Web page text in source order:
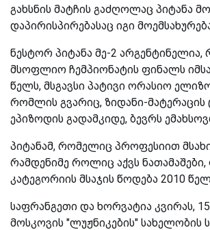
გახსნის მატჩის გაძღოლაც პიტანა
დაპირისპირებასაც იგი
ნესტორ პიტანა მე-2
მსოფლიო ჩემპიონატის ფინალს
წელს, მსგავსი პატივი ორასიო
რომლის გვარიც, ზიდანი-
ეპიზოდის გადამკიდე, ბევრს
პიტანამ, რომელიც პროფესიით
რამდენიმე როლიც აქვს ნათამაშები,
კატეგორიის მსაჯის წოდება 2010
საფრანგეთი და ხორვატია კვირას,
მოსკოვის "ლუჟნიკების" სახელობის